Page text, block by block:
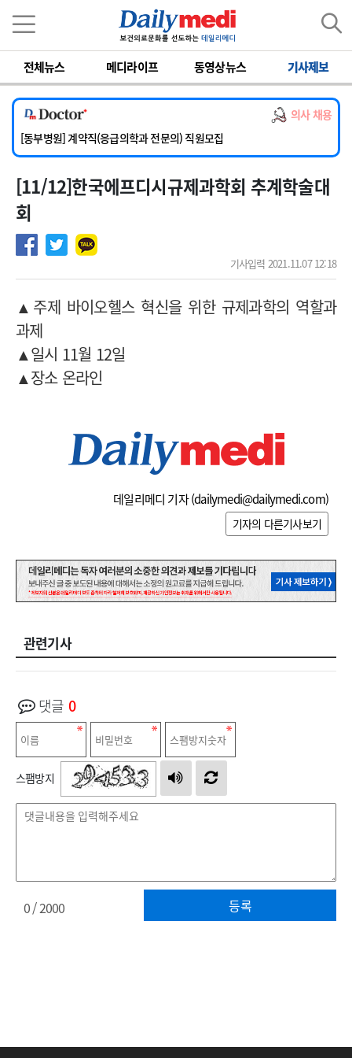
전체뉴스 메디라이프 동영상뉴스 기사제보
의사 채용
[서울아산병원] 2026년 하반기 인턴 모집
[영남대학교의료원] 마취통증의학과 임기제 임상의사 채용
[충남대학교병원] 소아청소년과(소아응급전담) 계약직 의사 공개채용
[동부병원] 계약직(응급의학과 전문의) 직원모집
[이대목동병원] 하반기 전공의(레지던트1년차) 모집
[서울아산병원] 2026년 하반기 인턴 모집
[영남대학교의료원] 마취통증의학과 임기제 임상의사 채용
[11/12]한국에프디시규제과학회 추계학술대
회
기사입력 2021.11.07 12:18
▲주제 바이오헬스 혁신을 위한 규제과학의 역할과
과제
▲일시 11월 12일
▲장소 온라인
데일리메디 기자 (dailymedi@dailymedi.com)
기자의 다른기사보기
관련기사
댓글 0
스팸방지
등록
0/ 2000